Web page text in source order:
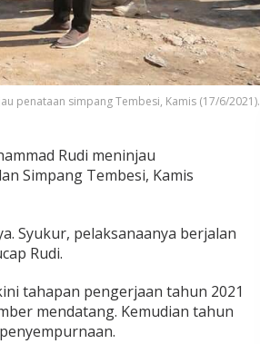
penataan simpang Tembesi, Kamis (17/6/2021).
Rudi meninjau
Simpang Tembesi, Kamis
Syukur, pelaksanaanya berjalan
Rudi.
tahapan pengerjaan tahun 2021
mendatang. Kemudian tahun